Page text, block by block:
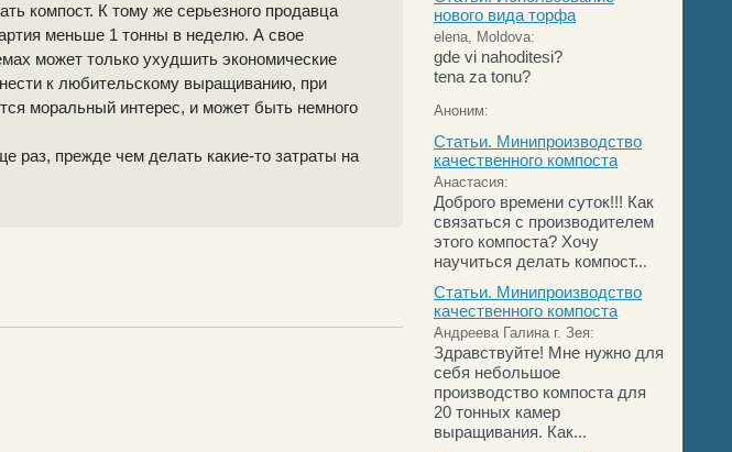
компост. К тому же серьезного продавца
меньше 1 тонны в неделю. А свое
может только ухудшить экономические
к любительскому выращиванию, при
моральный интерес, и может быть немного
раз, прежде чем делать какие-то затраты на
нового вида торфа
elena, Moldova:
gde vi nahoditesi?
tena za tonu?
Аноним:
Статьи. Минипроизводство
качественного компоста
Анастасия:
Доброго времени суток!!! Как
связаться с производителем
этого компоста? Хочу
научиться делать компост...
Статьи. Минипроизводство
качественного компоста
Андреева Галина г. Зея:
Здравствуйте! Мне нужно для
себя небольшое
производство компоста для
20 тонных камер
выращивания. Как...